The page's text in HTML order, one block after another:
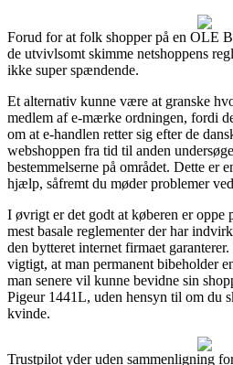
Forud for at folk shopper på en OLE
de utvivlsomt skimme netshoppens
ikke super spændende.
Et alternativ kunne være at granske
medlem af e-mærke ordningen, fordi
om at e-handlen retter sig efter de
webshoppen fra tid til anden
bestemmelserne på området. Dette er
hjælp, såfremt du møder problemer
I øvrigt er det godt at køberen er oppe
mest basale reglementer der har
den bytteret internet firmaet
vigtigt, at man permanent bibeholder
man senere vil kunne bevidne sin
Pigeur 1441L, uden hensyn til om du
kvinde.
Trustpilot yder uden sammenligning